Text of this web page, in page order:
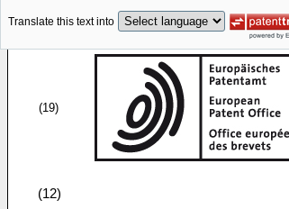
Translate this text into
(19)
(12)